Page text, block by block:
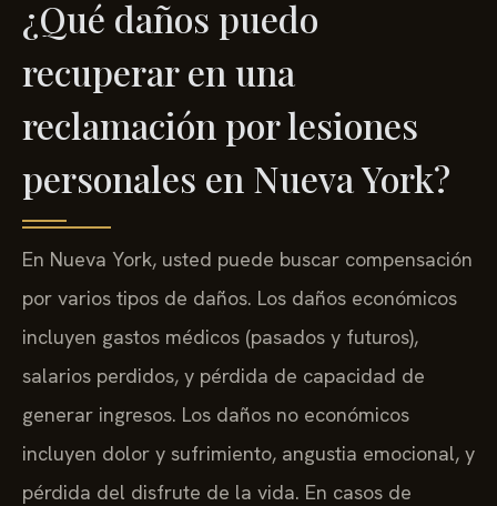
¿Qué daños puedo
recuperar en una
reclamación por lesiones
personales en Nueva York?
En Nueva York, usted puede buscar compensación
por varios tipos de daños. Los daños económicos
incluyen gastos médicos (pasados y futuros),
salarios perdidos, y pérdida de capacidad de
generar ingresos. Los daños no económicos
incluyen dolor y sufrimiento, angustia emocional, y
pérdida del disfrute de la vida. En casos de